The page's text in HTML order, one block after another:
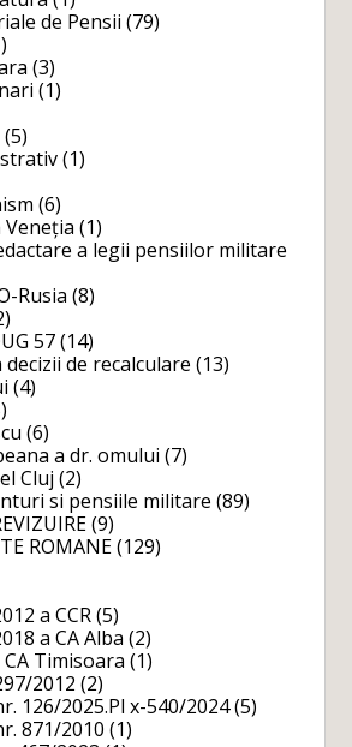
de Pensii (79)
(3)
(1)
(5)
(1)
(6)
Veneția (1)
a legii pensiilor militare
Rusia (8)
57 (14)
de recalculare (13)
(4)
(6)
a dr. omului (7)
Cluj (2)
si pensiile militare (89)
(9)
ROMANE (129)
a CCR (5)
a CA Alba (2)
Timisoara (1)
2012 (2)
126/2025.Pl x-540/2024(5)
871/2010 (1)